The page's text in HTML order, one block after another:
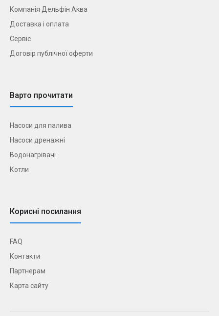
Компанія Дельфін Аква
Доставка і оплата
Сервіс
Договір публічної оферти
Варто прочитати
Насоси для палива
Насоси дренажні
Водонагрівачі
Котли
Корисні посилання
FAQ
Контакти
Партнерам
Карта сайту